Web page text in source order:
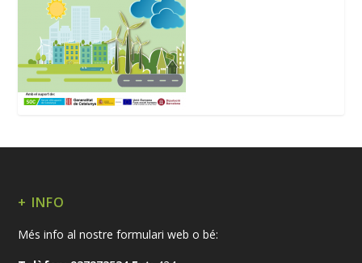
+ INFO
Més info al nostre formulari web o bé: